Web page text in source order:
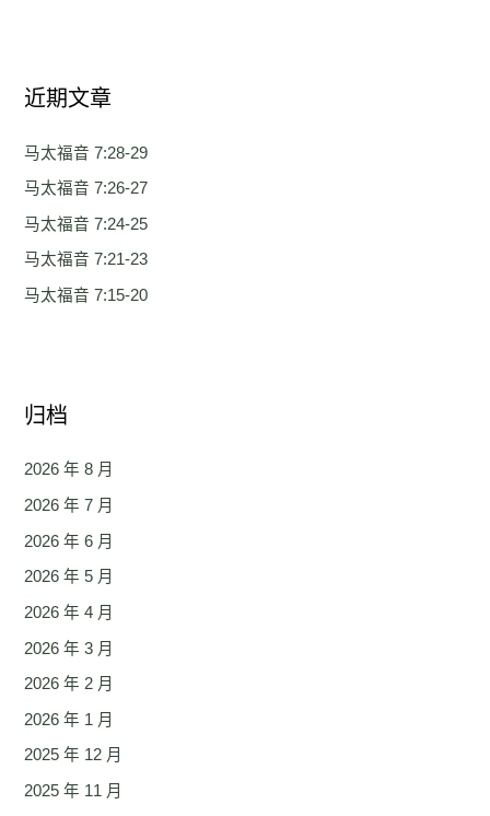
近期文章
马太福音 7:28-29
马太福音 7:26-27
马太福音 7:24-25
马太福音 7:21-23
马太福音 7:15-20
归档
2026 年 8 月
2026 年 7 月
2026 年 6 月
2026 年 5 月
2026 年 4 月
2026 年 3 月
2026 年 2 月
2026 年 1 月
2025 年 12 月
2025 年 11 月